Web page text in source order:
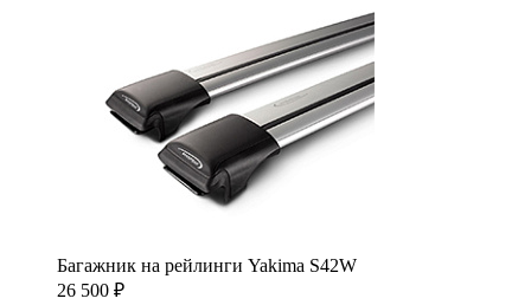
Багажник на рейлинги Yakima S42W
26 500 ₽